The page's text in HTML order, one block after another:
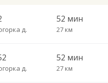
д.
52 мин
27 км
д.
52 мин
27 км